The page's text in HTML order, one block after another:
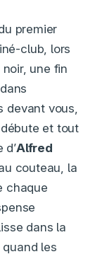
premier
club, lors
une fin
devant vous,
et tout
d’Alfred
couteau, la
chaque
dans la
les